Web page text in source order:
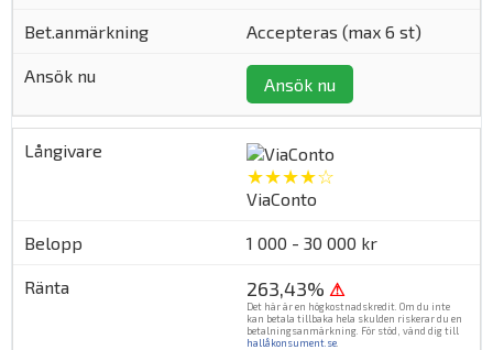
Accepteras (max 6 st)
Ansök nu
★★★★☆
ViaConto
1 000 - 30 000 kr
263,43% ⚠
Det här är en högkostnadskredit. Om du inte
kan betala tillbaka hela skulden riskerar du en
betalningsanmärkning. För stöd, vänd dig till
hallåkonsument.se